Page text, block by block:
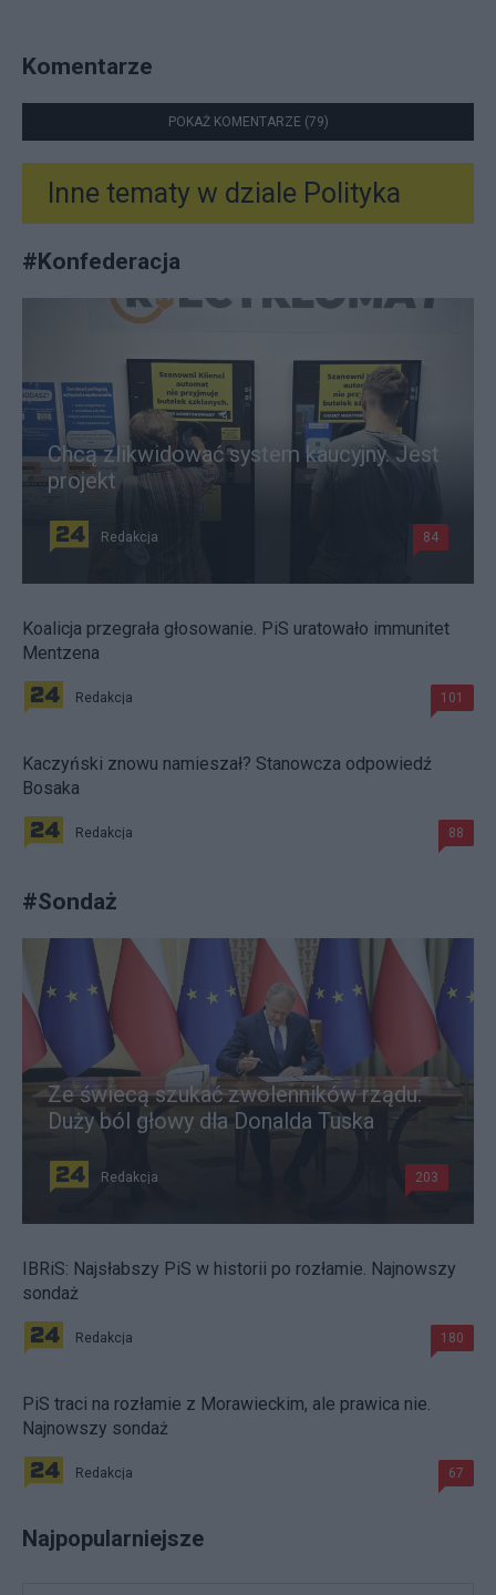
Komentarze
POKAŻ KOMENTARZE (79)
Inne tematy w dziale Polityka
#Konfederacja
Chcą zlikwidować system kaucyjny. Jest
projekt
Redakcja 84
Koalicja przegrała głosowanie. PiS uratowało immunitet
Mentzena
Redakcja 101
Kaczyński znowu namieszał? Stanowcza odpowiedź
Bosaka
Redakcja 88
#Sondaż
Ze świecą szukać zwolenników rządu.
Duży ból głowy dla Donalda Tuska
Redakcja 203
IBRiS: Najsłabszy PiS w historii po rozłamie. Najnowszy
sondaż
Redakcja 180
PiS traci na rozłamie z Morawieckim, ale prawica nie.
Najnowszy sondaż
Redakcja 67
Najpopularniejsze